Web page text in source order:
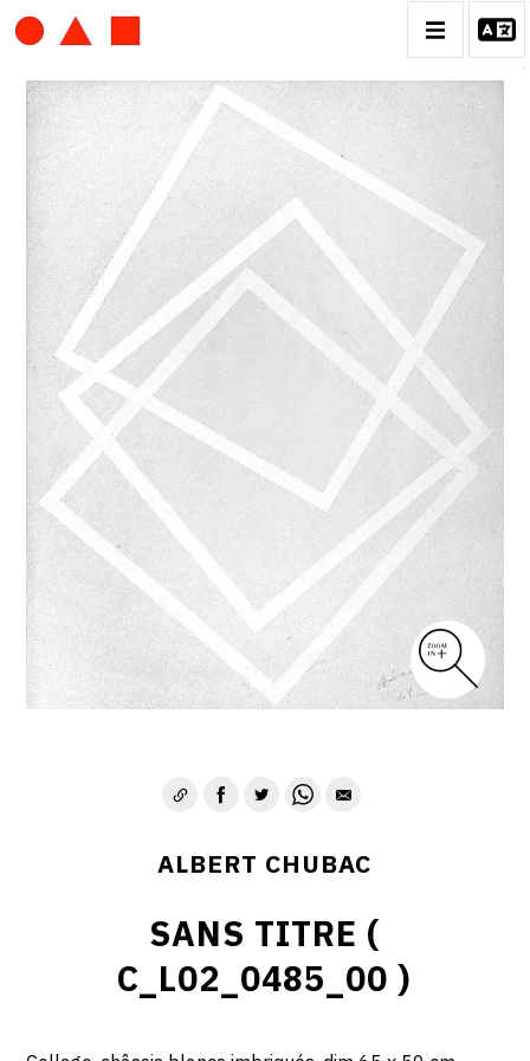
ALBERT CHUBAC
BIOGRAPHIE
CATALOGUE DES OEUVRES
ALBERT CHUBAC
SANS TITRE (
C_L02_0485_00 )